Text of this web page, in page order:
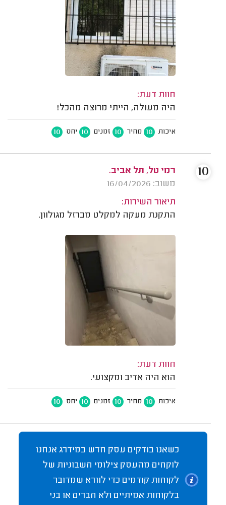
חוות דעת:
היה מעולה, הייתי מרוצה מהכל!
איכות 10 מחיר 10 זמנים 10 יחס 10
רמי טל, תל אביב.
משוב: 16/04/2026
תיאור השירות:
התקנת מעקה למקלט מברזל מגולוון.
חוות דעת:
הוא היה אדיב ומקצועי.
איכות 10 מחיר 10 זמנים 10 יחס 10
10
כשאנו בודקים עסק חדש במידרג אנחנו
לוקחים מהעסק צילומי חשבוניות של
לקוחות קודמים כדי לוודא שמדובר
בלקוחות אמיתיים ולא חברים או בני